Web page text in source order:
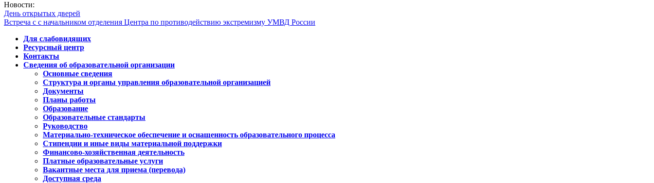
Новости:
День открытых дверей
Встреча с с начальником отделения Центра по противодействию экстремизму УМВД России
Для слабовидящих
Ресурсный центр
Контакты
Сведения об образовательной организации
Основные сведения
Структура и органы управления образовательной организацией
Документы
Планы работы
Образование
Образовательные стандарты
Руководство
Материально-техническое обеспечение и оснащенность образовательного процесса
Стипендии и иные виды материальной поддержки
Финансово-хозяйственная деятельность
Платные образовательные услуги
Вакантные места для приема (перевода)
Доступная среда